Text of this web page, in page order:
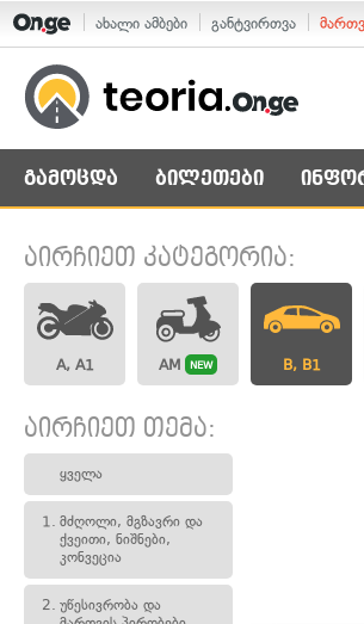
ახალი ამბები განტვირთვა
გამოცდა ბილეთები
აირჩიეთ კატეგორია:
A, A1 AM NEW B, B1
აირჩიეთ თემა:
ყველა
1. მძღოლი, მგზავრი და
ქვეითი, ნიშნები,
კონვეცია
2. უწესივრობა და